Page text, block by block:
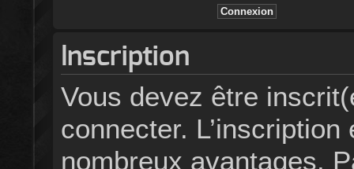
Inscription
Vous devez être
connecter.
nombreux avantages.